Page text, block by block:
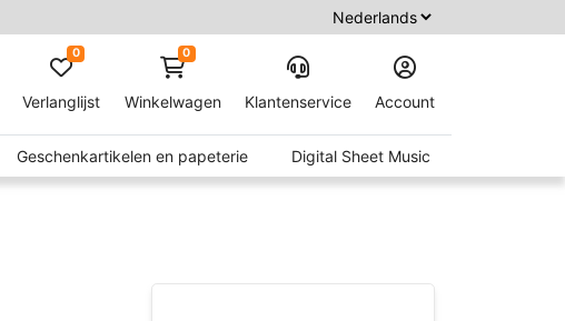
Verlanglijst
0 0
Winkelwagen Klantenservice Account
Geschenkartikelen en papeterie Digital Sheet Music